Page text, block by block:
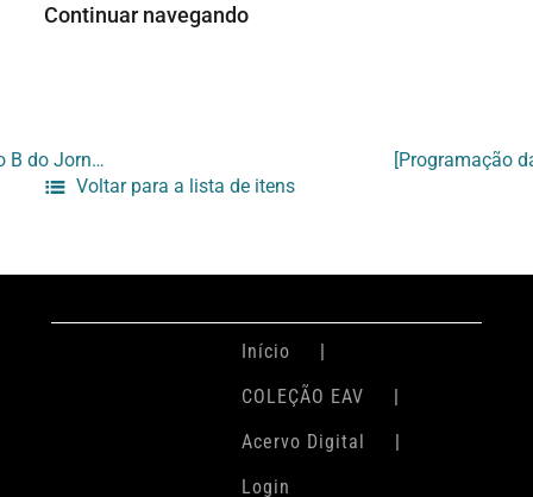
Continuar navegando
Teor da carta enviada dia 5 de outubro, ao jornalista Mauro Ventura / Editor do Caderno B do Jornal do Brasil, pelo presidente do IBAC
Voltar para a lista de itens
Início
COLEÇÃO EAV
Acervo Digital
Login